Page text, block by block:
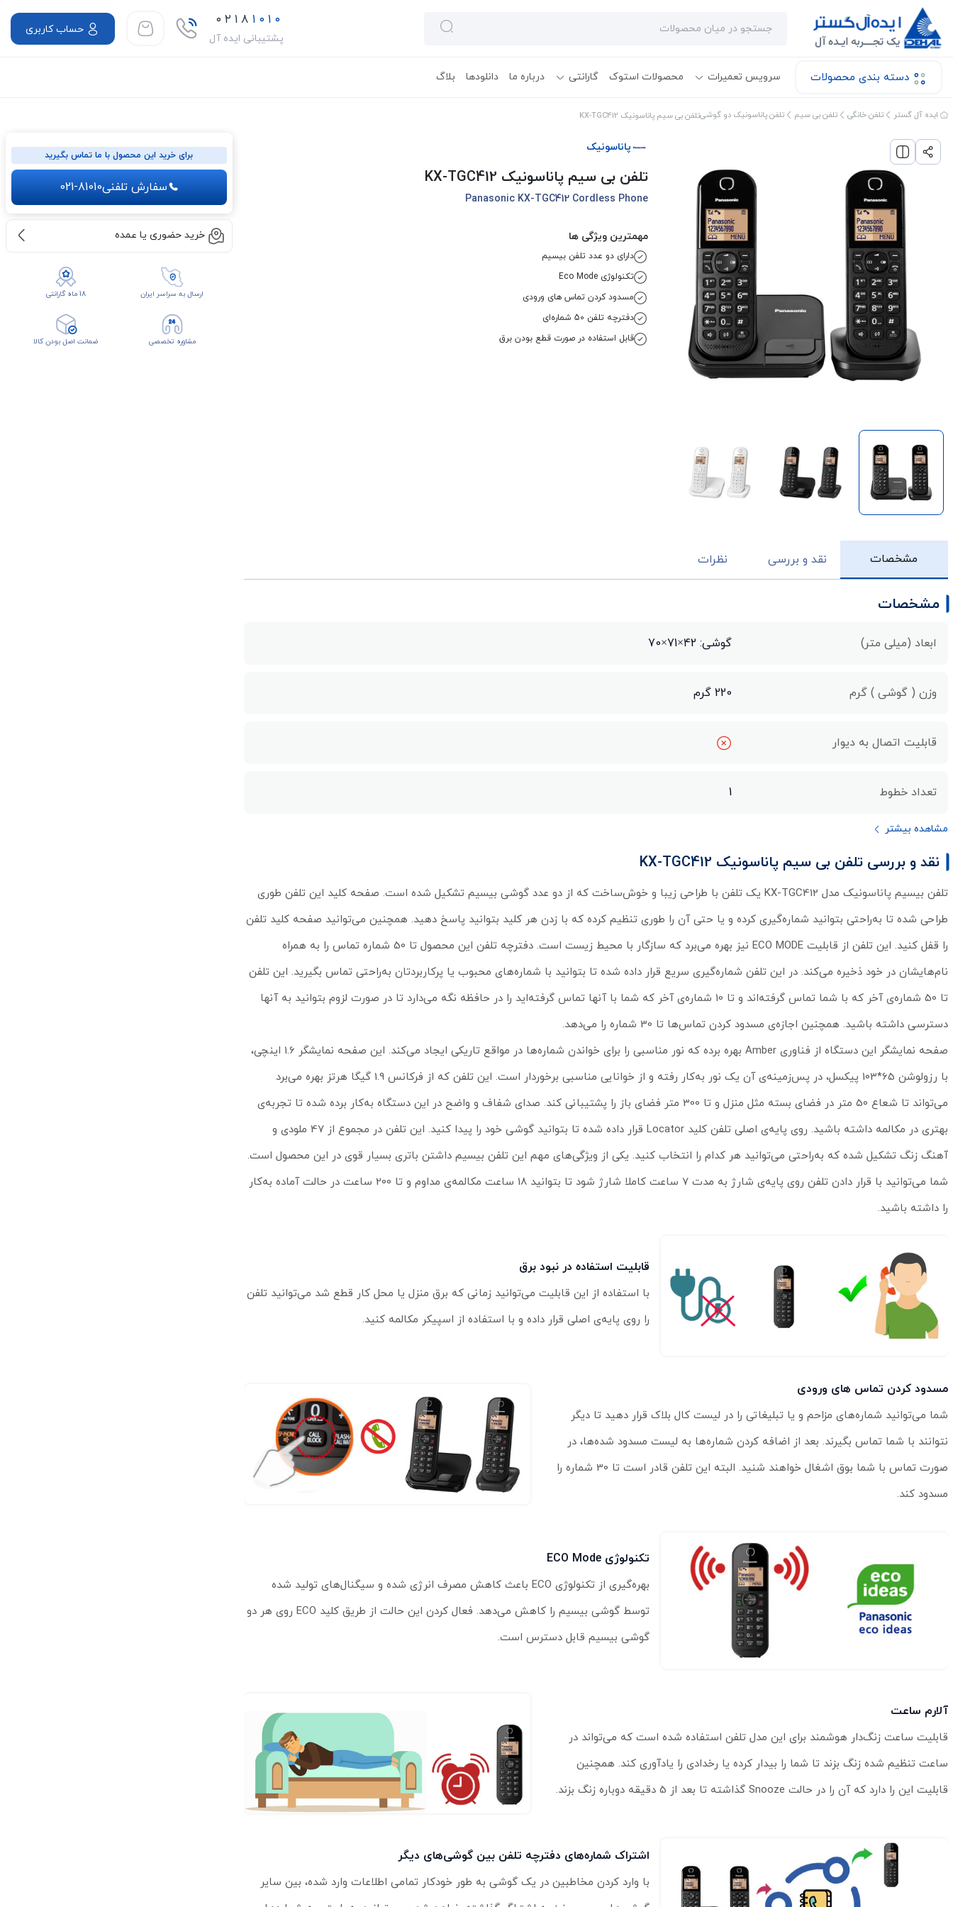
۰۲۱۸ ۱۰۱۰
پشتیبانی ایده آل
حساب کاربری
دسته بندی محصولات سرویس تعمیرات محصولات استوک گارانتی درباره ما دانلودها بلاگ
ایده آل گستر تلفن خانگی تلفن بی سیم تلفن پاناسونیک دو گوشیتلفن بی سیم پاناسونیک KX-TGC412
پاناسونیک
تلفن بی سیم پاناسونیک KX-TGC412
Panasonic KX-TGC412 Cordless Phone
مهمترین ویژگی ها
دارای دو عدد تلفن بیسیم
تکنولوژی Eco Mode
مسدود کردن تماس های ورودی
دفترچه تلفن 50 شماره‌ای
قابل استفاده در صورت قطع بودن برق
مشخصات نقد و بررسی نظرات
مشخصات
ابعاد (میلی متر) گوشی: 42×71×70
وزن ( گوشی ) گرم 220 گرم
قابلیت اتصال به دیوار
تعداد خطوط 1
مشاهده بیشتر
نقد و بررسی تلفن بی سیم پاناسونیک KX-TGC412
تلفن بیسیم پاناسونیک مدل KX-TGC412 یک تلفن با طراحی زیبا و خوش‌ساخت که از دو عدد گوشی بیسیم تشکیل شده است. صفحه کلید این تلفن طوری
طراحی شده تا به‌راحتی بتوانید شماره‌گیری کرده و یا حتی آن را طوری تنظیم کرده که با زدن هر کلید بتوانید پاسخ دهید. همچنین می‌توانید صفحه کلید تلفن
را قفل کنید. این تلفن از قابلیت ECO MODE نیز بهره می‌برد که سازگار با محیط زیست است. دفترچه تلفن این محصول تا 50 شماره تماس را به همراه
نام‌هایشان در خود ذخیره می‌کند. در این تلفن شماره‌گیری سریع قرار داده شده تا بتوانید با شماره‌های محبوب یا پرکاربردتان به‌راحتی تماس بگیرید. این تلفن
تا 50 شماره‌ی آخر که با شما تماس گرفته‌اند و تا 10 شماره‌ی آخر که شما با آنها تماس گرفته‌اید را در حافظه نگه می‌دارد تا در صورت لزوم بتوانید به آنها
دسترسی داشته باشید. همچنین اجازه‌ی مسدود کردن تماس‌ها تا 30 شماره را می‌دهد.
صفحه نمایشگر این دستگاه از فناوری Amber بهره برده که نور مناسبی را برای خواندن شماره‌ها در مواقع تاریکی ایجاد می‌کند. این صفحه نمایشگر 1.6 اینچی،
با رزولوشن 65*103 پیکسل، در پس‌زمینه‌ی آن یک نور به‌کار رفته و از خوانایی مناسبی برخوردار است. این تلفن که از فرکانس 1.9 گیگا هرتز بهره می‌برد
می‌تواند تا شعاع 50 متر در فضای بسته مثل منزل و تا 300 متر فضای باز را پشتیبانی کند. صدای شفاف و واضح در این دستگاه به‌کار برده شده تا تجربه‌ی
بهتری در مکالمه داشته باشید. روی پایه‌ی اصلی تلفن کلید Locator قرار داده شده تا بتوانید گوشی خود را پیدا کنید. این تلفن در مجموع از 47 ملودی و
آهنگ زنگ تشکیل شده که به‌راحتی می‌توانید هر کدام را انتخاب کنید. یکی از ویژگی‌های مهم این تلفن بیسیم داشتن باتری بسیار قوی در این محصول است.
شما می‌توانید با قرار دادن تلفن روی پایه‌ی شارژ به مدت 7 ساعت کاملا شارژ شود تا بتوانید 18 ساعت مکالمه‌ی مداوم و تا 200 ساعت در حالت آماده به‌کار
را داشته باشید.
قابلیت استفاده در نبود برق
با استفاده از این قابلیت می‌توانید زمانی که برق منزل یا محل کار قطع شد می‌توانید تلفن
را روی پایه‌‌ی اصلی قرار داده و با استفاده از اسپیکر مکالمه کنید.
مسدود کردن تماس های ورودی
شما می‌توانید شماره‌های مزاحم و یا تبلیغاتی را در لیست کال بلاک قرار دهید تا دیگر
نتوانند با شما تماس بگیرند. بعد از اضافه کردن شماره‌ها به لیست مسدود شده‌ها، در
صورت تماس با شما بوق اشغال خواهند شنید. البته این تلفن قادر است تا 30 شماره را
مسدود کند.
تکنولوژی ECO Mode
بهره‌گیری از تکنولوژی ECO باعث کاهش مصرف انرژی شده و سیگنال‌های تولید شده
توسط گوشی بیسیم را کاهش می‌دهد. فعال کردن این حالت از طریق کلید ECO روی هر دو
گوشی بیسیم قابل دسترس است.
آلارم ساعت
قابلیت ساعت زنگ‌دار هوشمند برای این مدل تلفن استفاده شده است که می‌تواند در
ساعت تنظیم شده زنگ بزند تا شما را بیدار کرده یا رخدادی را یادآوری کند. همچنین
قابلیت این را دارد که آن را در حالت Snooze گذاشته تا بعد از 5 دقیقه دوباره زنگ بزند.
اشتراک شماره‌های دفترچه تلفن بین گوشی‌های دیگر
با وارد کردن مخاطبین در یک گوشی به طور خودکار تمامی اطلاعات وارد شده، بین سایر
برای خرید این محصول با ما تماس بگیرید
سفارش تلفنی021-81010
خرید حضوری یا عمده
ارسال به سراسر ایران 18 ماه گارانتی
مشاوره تخصصی ضمانت اصل بودن کالا